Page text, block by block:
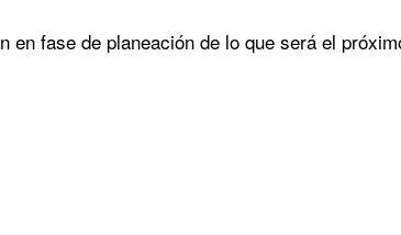
en fase de planeación de lo que será el